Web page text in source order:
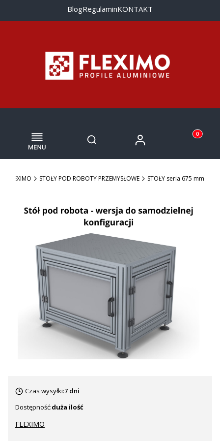
BlogRegulaminKONTAKT
Menu Otwórz wyszukiwarkę
Szukaj Zaloguj się Produkty
Koszyk
FLEXIMO STOŁY POD ROBOTY PRZEMYSŁOWE STOŁY seria 675 mm
Czas wysyłki:7 dni
Dostępność:duża ilość
FLEXIMO